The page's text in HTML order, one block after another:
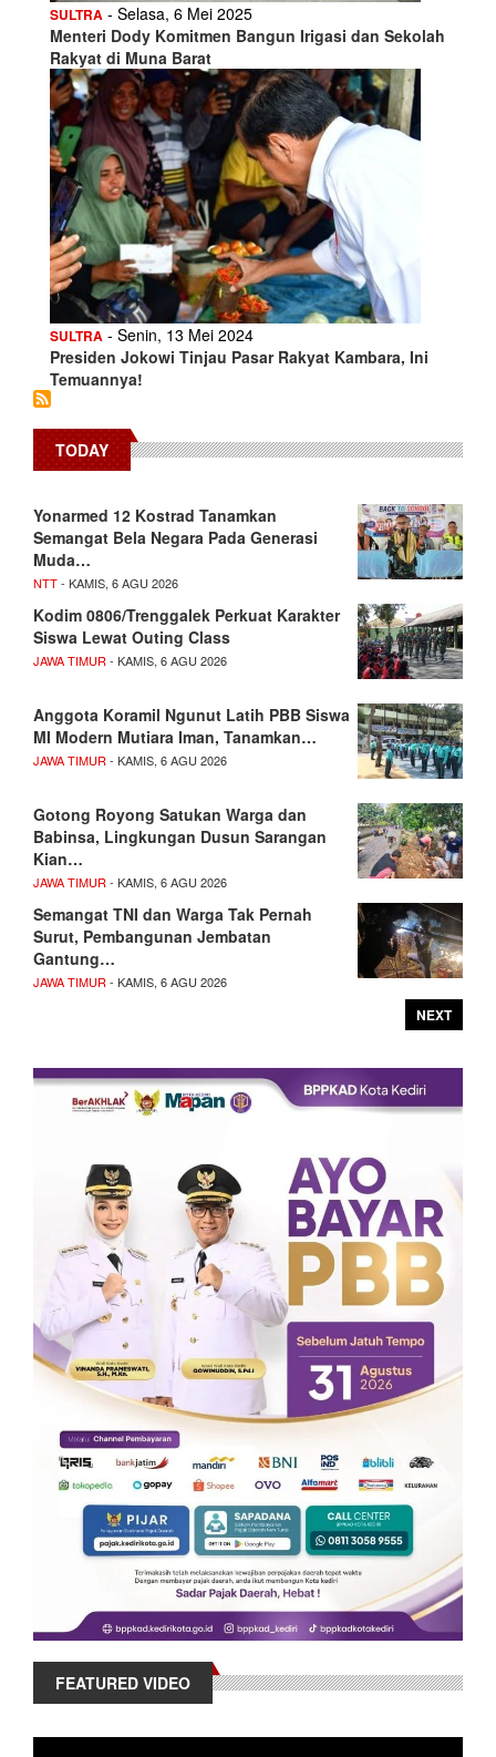
SULTRA - Selasa, 6 Mei 2025
Menteri Dody Komitmen Bangun Irigasi dan Sekolah
Rakyat di Muna Barat
SULTRA - Senin, 13 Mei 2024
Presiden Jokowi Tinjau Pasar Rakyat Kambara, Ini
Temuannya!
TODAY
Yonarmed 12 Kostrad Tanamkan
Semangat Bela Negara Pada Generasi
Muda…
NTT- KAMIS, 6 AGU 2026
Kodim 0806/Trenggalek Perkuat Karakter
Siswa Lewat Outing Class
JAWA TIMUR - KAMIS, 6 AGU 2026
Anggota Koramil Ngunut Latih PBB Siswa
MI Modern Mutiara Iman, Tanamkan…
JAWA TIMUR - KAMIS, 6 AGU 2026
Gotong Royong Satukan Warga dan
Babinsa, Lingkungan Dusun Sarangan
Kian…
JAWA TIMUR - KAMIS, 6 AGU 2026
Semangat TNI dan Warga Tak Pernah
Surut, Pembangunan Jembatan
Gantung…
JAWA TIMUR - KAMIS, 6 AGU 2026
NEXT
FEATURED VIDEO